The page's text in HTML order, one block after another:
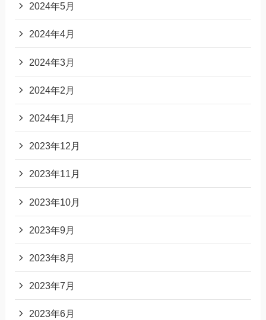
2024年5月
2024年4月
2024年3月
2024年2月
2024年1月
2023年12月
2023年11月
2023年10月
2023年9月
2023年8月
2023年7月
2023年6月